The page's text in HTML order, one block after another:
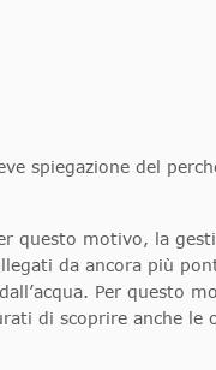
spiegazione del
questo motivo, la
da ancora più
Per questo
di scoprire anche le